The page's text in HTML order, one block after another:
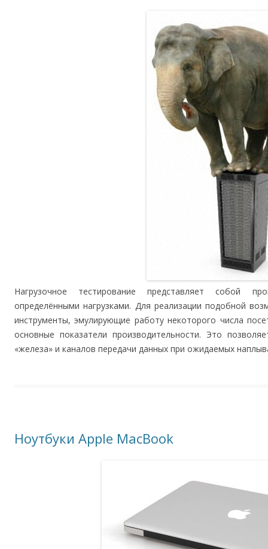
Нагрузочное тестирование представляет собой
определёнными нагрузками. Для реализации подобной
инструменты, эмулирующие работу некоторого числа
основные показатели производительности. Это
«железа» и каналов передачи данных при ожидаемых
Ноутбуки Apple MacBook